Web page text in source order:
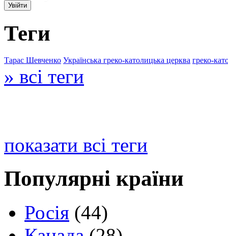
Теги
Тарас Шевченко Українська греко-католицька церква греко-
» всі теги
показати всі теги
Популярні країни
Росія (44)